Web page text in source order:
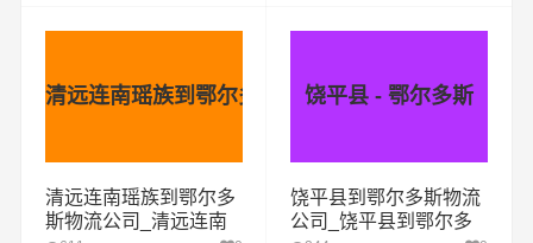
清远连南瑶族到鄂尔多斯物流公司
清远连南瑶族到鄂尔多
斯物流公司_清远连南
饶平县 - 鄂尔多斯
饶平县到鄂尔多斯物流
公司_饶平县到鄂尔多